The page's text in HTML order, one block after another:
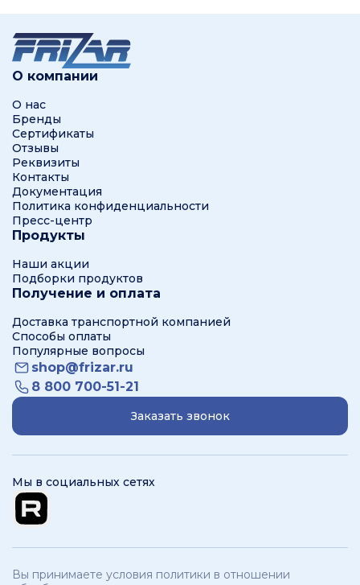
О компании
О нас
Бренды
Сертификаты
Отзывы
Реквизиты
Контакты
Документация
Политика конфиденциальности
Пресс-центр
Продукты
Наши акции
Подборки продуктов
Получение и оплата
Доставка транспортной компанией
Способы оплаты
Популярные вопросы
shop@frizar.ru
8 800 700-51-21
Заказать звонок
Мы в социальных сетях
Вы принимаете условия политики в отношении